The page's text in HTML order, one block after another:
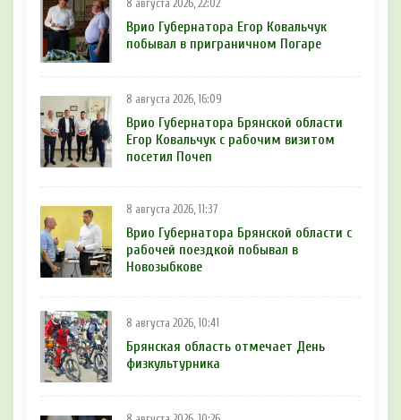
8 августа 2026, 22:02
Врио Губернатора Егор Ковальчук
побывал в приграничном Погаре
8 августа 2026, 16:09
Врио Губернатора Брянской области
Егор Ковальчук с рабочим визитом
посетил Почеп
8 августа 2026, 11:37
Врио Губернатора Брянской области с
рабочей поездкой побывал в
Новозыбкове
8 августа 2026, 10:41
Брянская область отмечает День
физкультурника